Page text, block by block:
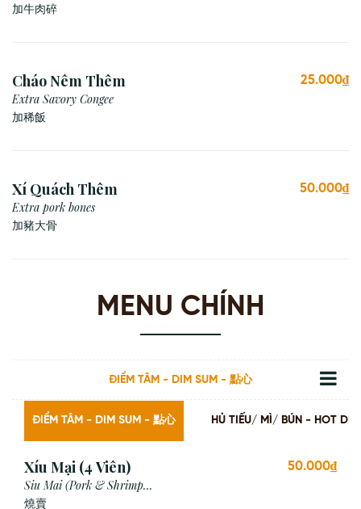
加牛肉碎
Cháo Nêm Thêm
Extra Savory Congee
加稀飯
25.000₫
Xí Quách Thêm
Extra pork bones
加豬大骨
50.000₫
MENU CHÍNH
ĐIỂM TÂM - DIM SUM - 點心
ĐIỂM TÂM - DIM SUM - 點心 HỦ TIẾU/ MÌ/ BÚN - HOT
Xíu Mại (4 Viên)
Siu Mai (Pork & Shrimp
Dumpling)
燒賣
50.000₫